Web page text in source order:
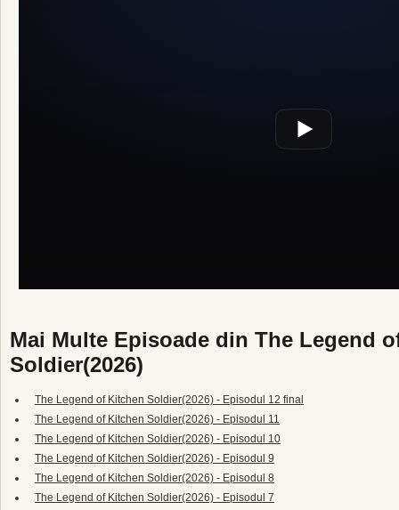
Mai Multe Episoade din The Legend
Soldier(2026)
The Legend of Kitchen Soldier(2026) - Episodul 12 final
The Legend of Kitchen Soldier(2026) - Episodul 11
The Legend of Kitchen Soldier(2026) - Episodul 10
The Legend of Kitchen Soldier(2026) - Episodul 9
The Legend of Kitchen Soldier(2026) - Episodul 8
The Legend of Kitchen Soldier(2026) - Episodul 7